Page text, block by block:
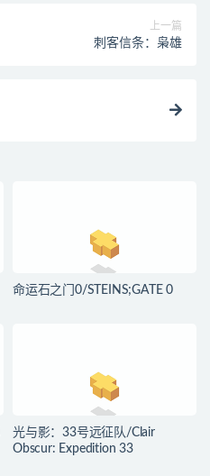
上一篇
刺客信条：枭雄
命运石之门0/STEINS;GATE 0
光与影：33号远征队/Clair
Obscur: Expedition 33